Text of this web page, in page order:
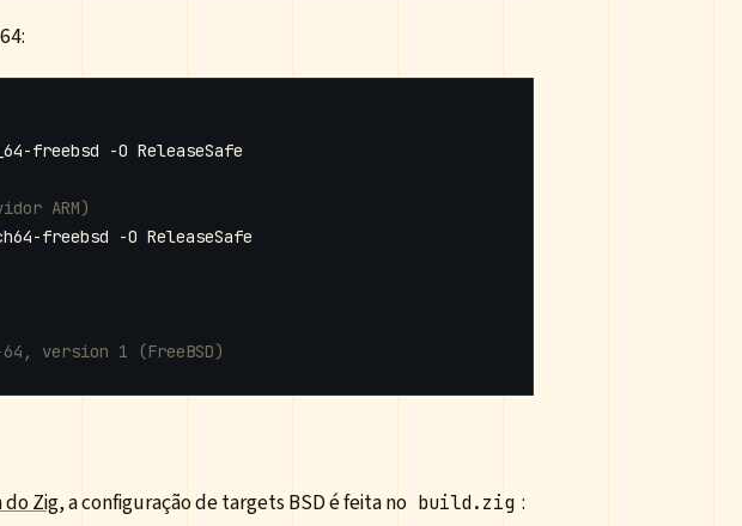
ARM)
version 1 (FreeBSD)
Zig, a configuração de targets BSD é feita no build.zig :